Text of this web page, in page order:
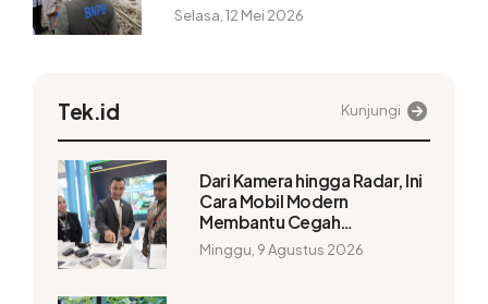
Selasa, 12 Mei 2026
Tek.id Kunjungi
Dari Kamera hingga Radar, Ini
Cara Mobil Modern
Membantu Cegah
Kecelakaan
Minggu, 9 Agustus 2026